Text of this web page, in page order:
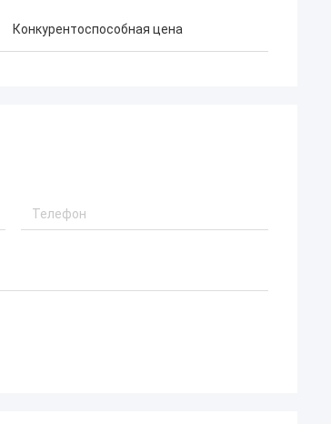
Конкурентоспособная цена